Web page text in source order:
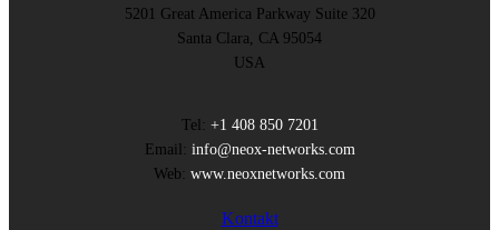
5201 Great America Parkway Suite 320
Santa Clara, CA 95054
USA
Tel: +1 408 850 7201
Email: info@neox-networks.com
Web: www.neoxnetworks.com
Kontakt